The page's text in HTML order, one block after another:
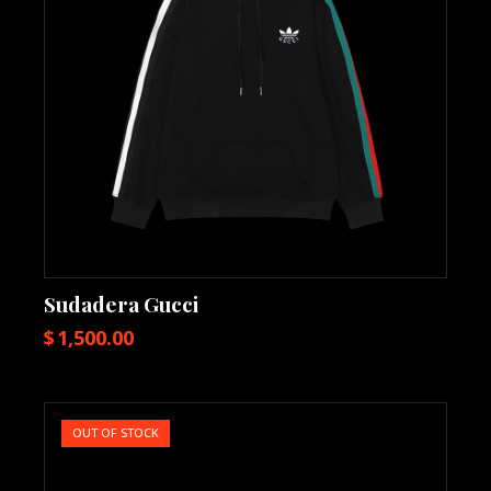
Sudadera Gucci
$1,500.00
OUT OF STOCK